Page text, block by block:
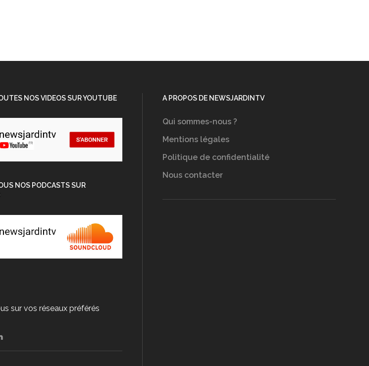
NOS VIDEOS SUR YOUTUBE
NOS PODCASTS SUR
sur vos réseaux préférés
A PROPOS DE NEWSJARDINTV
Qui sommes-nous ?
Mentions légales
Politique de confidentialité
Nous contacter